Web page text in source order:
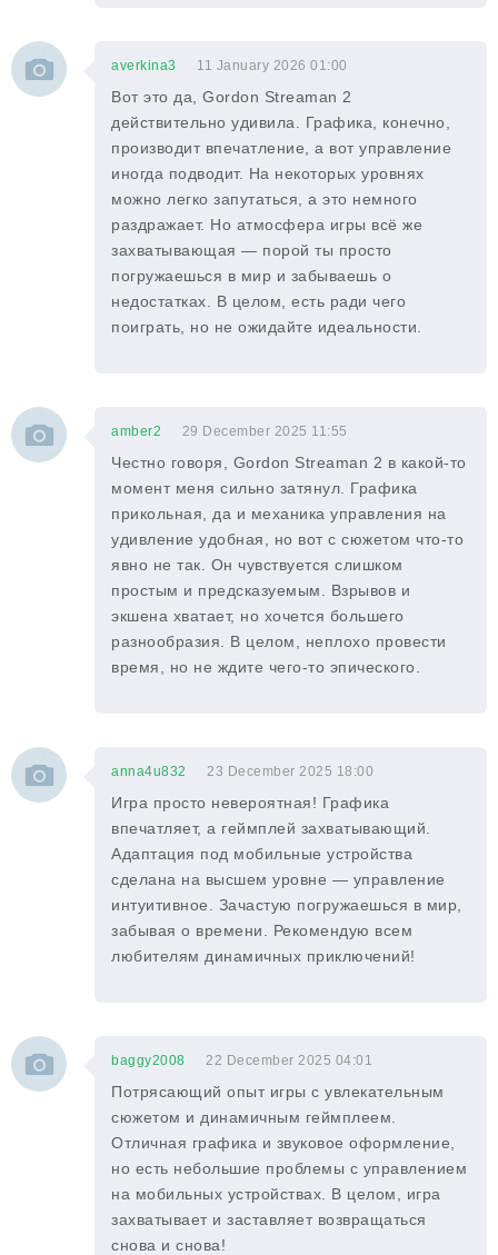
averkina3 11 January 2026 01:00
Вот это да, Gordon Streaman 2
действительно удивила. Графика, конечно,
производит впечатление, а вот управление
иногда подводит. На некоторых уровнях
можно легко запутаться, а это немного
раздражает. Но атмосфера игры всё же
захватывающая — порой ты просто
погружаешься в мир и забываешь о
недостатках. В целом, есть ради чего
поиграть, но не ожидайте идеальности.
amber2 29 December 2025 11:55
Честно говоря, Gordon Streaman 2 в какой-то
момент меня сильно затянул. Графика
прикольная, да и механика управления на
удивление удобная, но вот с сюжетом что-то
явно не так. Он чувствуется слишком
простым и предсказуемым. Взрывов и
экшена хватает, но хочется большего
разнообразия. В целом, неплохо провести
время, но не ждите чего-то эпического.
anna4u832 23 December 2025 18:00
Игра просто невероятная! Графика
впечатляет, а геймплей захватывающий.
Адаптация под мобильные устройства
сделана на высшем уровне — управление
интуитивное. Зачастую погружаешься в мир,
забывая о времени. Рекомендую всем
любителям динамичных приключений!
baggy2008 22 December 2025 04:01
Потрясающий опыт игры с увлекательным
сюжетом и динамичным геймплеем.
Отличная графика и звуковое оформление,
но есть небольшие проблемы с управлением
на мобильных устройствах. В целом, игра
захватывает и заставляет возвращаться
снова и снова!